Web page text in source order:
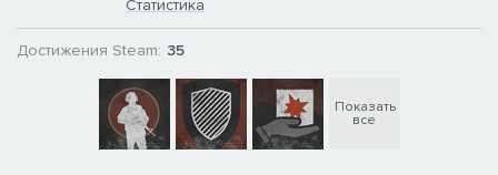
Статистика
Достижения Steam: 35
Показать
все